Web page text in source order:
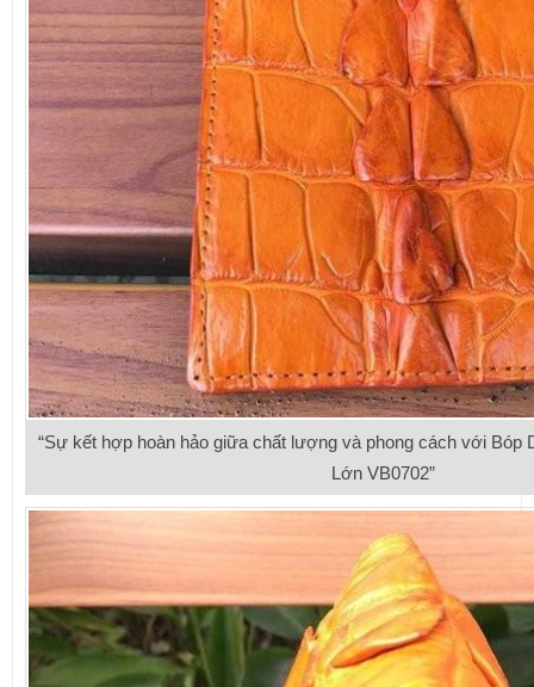
“Sự kết hợp hoàn hảo giữa chất lượng và phong cách với Bóp
Lớn VB0702”